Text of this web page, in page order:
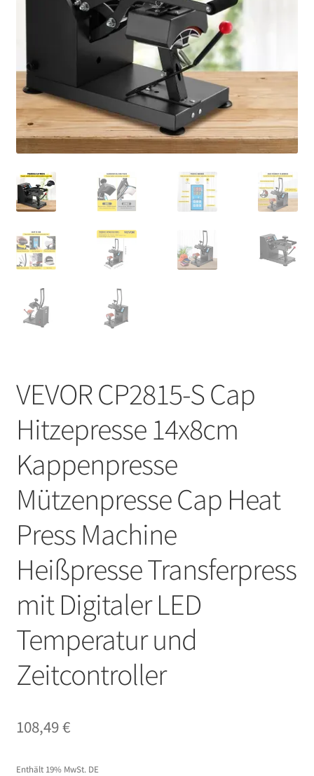
VEVOR CP2815-S Cap
Hitzepresse 14x8cm
Kappenpresse
Mützenpresse Cap Heat
Press Machine
Heißpresse Transferpress
mit Digitaler LED
Temperatur und
Zeitcontroller
108,49€
Enthält 19% MwSt. DE